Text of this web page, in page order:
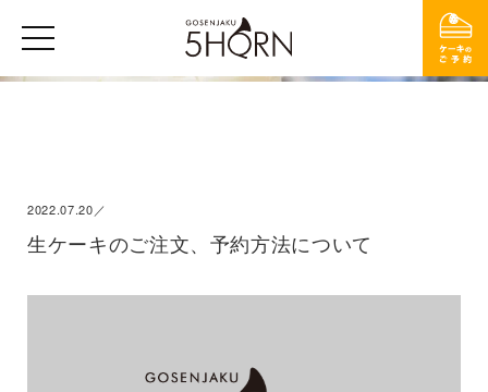
2022.07.20／
生ケーキのご注文、予約方法について